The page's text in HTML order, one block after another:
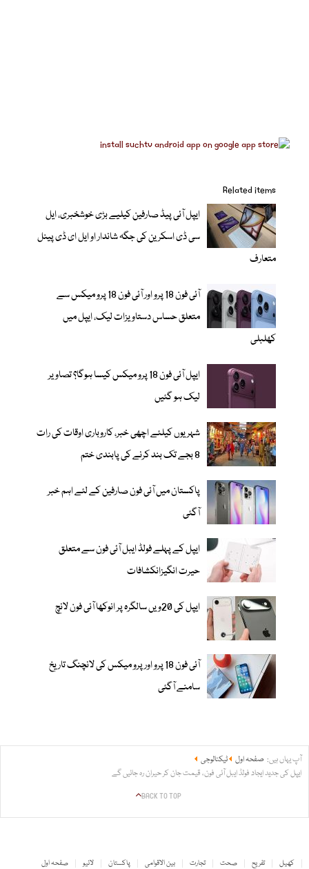
Related items
ایپل آئی پیڈ صارفین کیلیے بڑی خوشخبری، ایل
سی ڈی اسکرین کی جگہ شاندار او ایل ای ڈی پینل
متعارف
آئی فون 18 پرو اور آئی فون 18 پرو میکس سے
متعلق حساس دستاویزات لیک، ایپل میں
کھلبلی
ایپل آئی فون 18 پرو میکس کیسا ہوگا؟ تصاویر
لیک ہو گئیں
شہریوں کیلئے اچھی خبر، کاروباری اوقات کی رات
8 بجے تک بند کرنے کی پابندی ختم
پاکستان میں آئی فون صارفین کے لئے اہم خبر
آگئی
ایپل کے پہلے فولڈ ایبل آئی فون سے متعلق
حیرت انگیزانکشافات
ایپل کی 20ویں سالگرہ پر انوکھا آئی فون لانچ
آئی فون 18 پرو اور پرو میکس کی لانچنگ تاریخ
سامنے آگئی
آپ یہاں ہیں: صفحہ اول
ٹیکنالوجی
ایپل کی جدید ایجاد فولڈ ایبل آئی فون، قیمت جان کر حیران رہ جائیں گے
BACK TO TOP
صفحہ اول لائیو پاکستان بین الاقوامی تجارت صحت تفریح کھیل